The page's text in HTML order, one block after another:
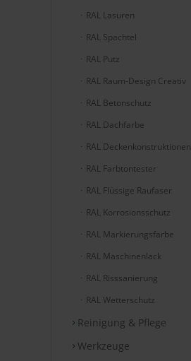
RAL Lasuren
RAL Spachtel
RAL Putz
RAL Raum-Design Creativ
RAL Betonschutz
RAL Dachfarbe
RAL Deckenkonstruktionen
RAL Farbtontester
RAL Flüssige Raufaser
RAL Korrosionsschutz
RAL Markierungsfarbe
RAL Maschinenlack
RAL Risssanierung
RAL Wetterschutz
Reinigung & Pflege
Werkzeuge